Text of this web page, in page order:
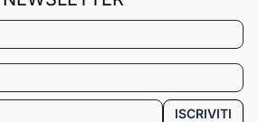
ISCRIVITI